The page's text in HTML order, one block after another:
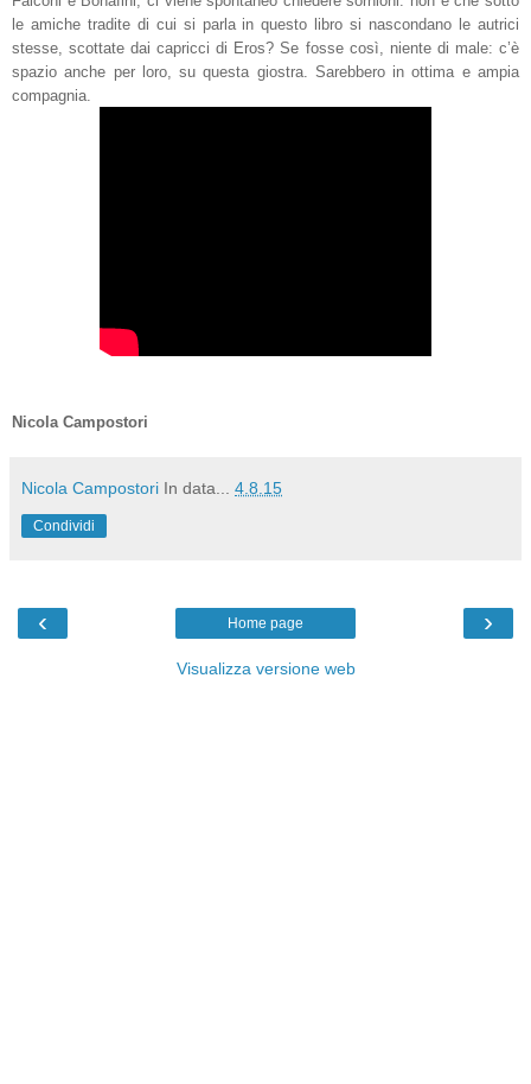
le amiche tradite di cui si parla in questo libro si nascondano le autrici
stesse, scottate dai capricci di Eros? Se fosse così, niente di male: c’è
spazio anche per loro, su questa giostra. Sarebbero in ottima e ampia
compagnia.
Nicola Campostori
Nicola Campostori In data... 4.8.15
Condividi
‹ ›
Home page
Visualizza versione web